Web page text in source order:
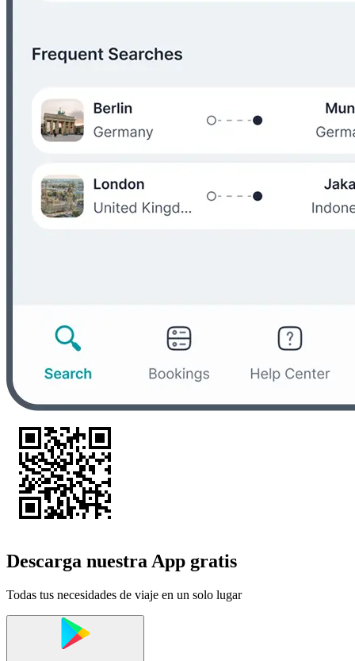
Descarga nuestra App gratis
Todas tus necesidades de viaje en un solo lugar